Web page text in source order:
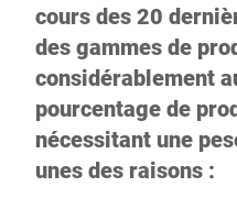
cours des 20
des gammes de
considérablement
pourcentage de
nécessitant une
unes des raisons :